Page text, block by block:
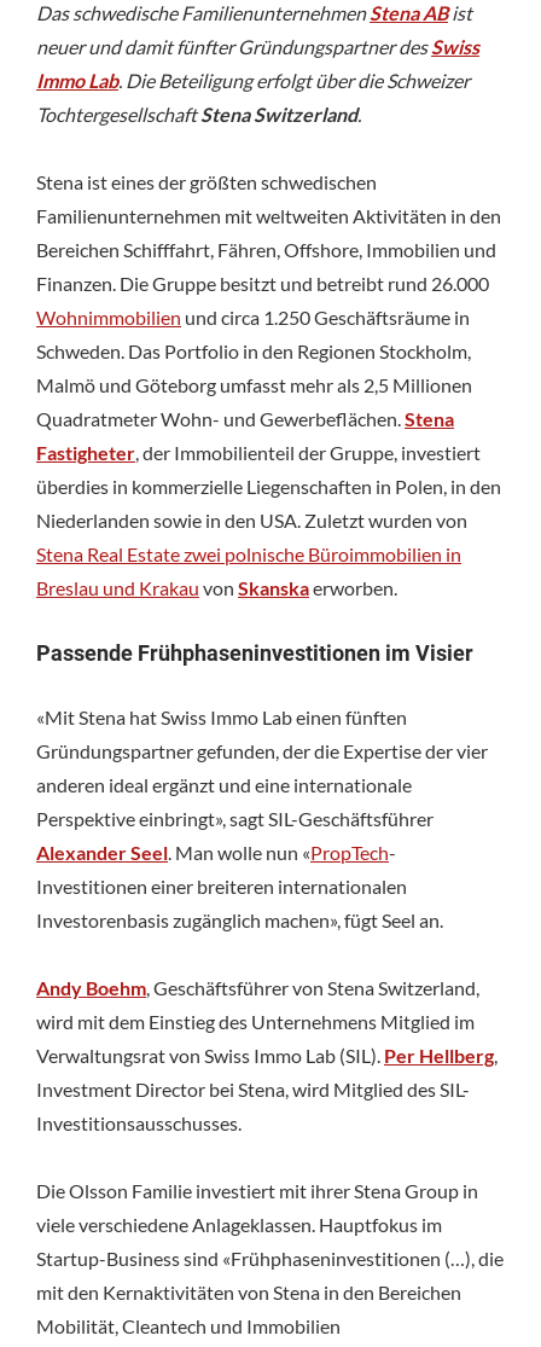
Das schwedische FamilienunternehmenStena ABist
neuer und damit fünfter Gründungspartner desSwiss
Immo Lab. Die Beteiligung erfolgt über die Schweizer
TochtergesellschaftStena Switzerland.
Stena ist eines der größten schwedischen
Familienunternehmen mit weltweiten Aktivitäten in den
Bereichen Schifffahrt, Fähren, Offshore, Immobilien und
Finanzen. Die Gruppe besitzt und betreibt rund 26.000
Wohnimmobilien und circa 1.250 Geschäftsräume in
Schweden. Das Portfolio in den Regionen Stockholm,
Malmö und Göteborg umfasst mehr als 2,5 Millionen
Quadratmeter Wohn- und Gewerbeflächen.Stena
Fastigheter, der Immobilienteil der Gruppe, investiert
überdies in kommerzielle Liegenschaften in Polen, in den
Niederlanden sowie in den USA. Zuletzt wurden von
Stena Real Estate zwei polnische Büroimmobilien in
Breslau und Krakau von Skanskaerworben.
Passende Frühphaseninvestitionen im Visier
«Mit Stena hat Swiss Immo Lab einen fünften
Gründungspartner gefunden, der die Expertise der vier
anderen ideal ergänzt und eine internationale
Perspektive einbringt», sagt SIL-Geschäftsführer
Alexander Seel. Man wolle nun «PropTech-
Investitionen einer breiteren internationalen
Investorenbasis zugänglich machen», fügt Seel an.
Andy Boehm, Geschäftsführer von Stena Switzerland,
wird mit dem Einstieg des Unternehmens Mitglied im
Verwaltungsrat von Swiss Immo Lab (SIL). Per Hellberg,
Investment Director bei Stena, wird Mitglied des SIL-
Investitionsausschusses.
Die Olsson Familie investiert mit ihrer Stena Group in
viele verschiedene Anlageklassen. Hauptfokus im
Startup-Business sind «Frühphaseninvestitionen (…), die
mit den Kernaktivitäten von Stena in den Bereichen
Mobilität, Cleantech und Immobilien